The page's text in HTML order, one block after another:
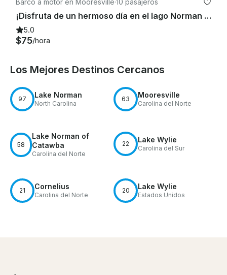
Barco a motor en Mooresville·10 pasajeros
¡Disfruta de un hermoso día en el lago Norman con un tri-toon de lujo de 23 pies y un tubo gratis!
5.0
$75/hora
Los Mejores Destinos Cercanos
97 Lake Norman
North Carolina
63 Mooresville
Carolina del Norte
58
Lake Norman of
Catawba
Carolina del Norte
22 Lake Wylie
Carolina del Sur
21 Cornelius
Carolina del Norte
20 Lake Wylie
Estados Unidos